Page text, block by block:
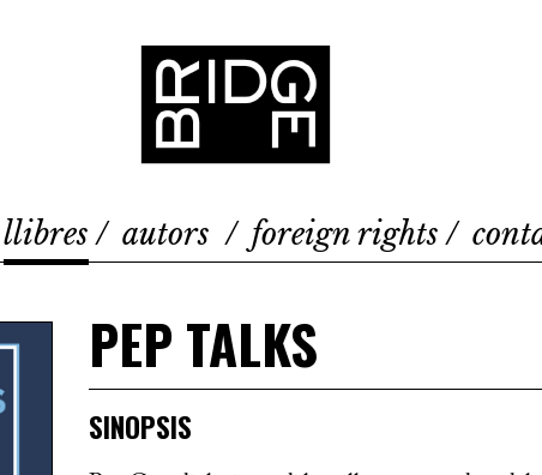
Bridge
llibres autors foreign rights
PEP TALKS
SINOPSIS